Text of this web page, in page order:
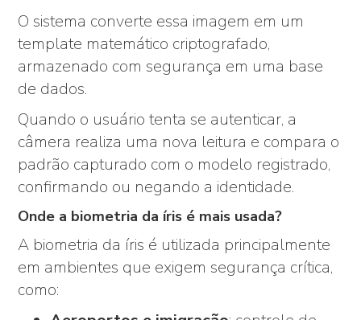
O sistema converte essa imagem em um
template matemático criptografado,
armazenado com segurança em uma base
de dados.
Quando o usuário tenta se autenticar, a
câmera realiza uma nova leitura e compara o
padrão capturado com o modelo registrado,
confirmando ou negando a identidade.
Onde a biometria da íris é mais usada?
A biometria da íris é utilizada principalmente
em ambientes que exigem segurança crítica,
como: